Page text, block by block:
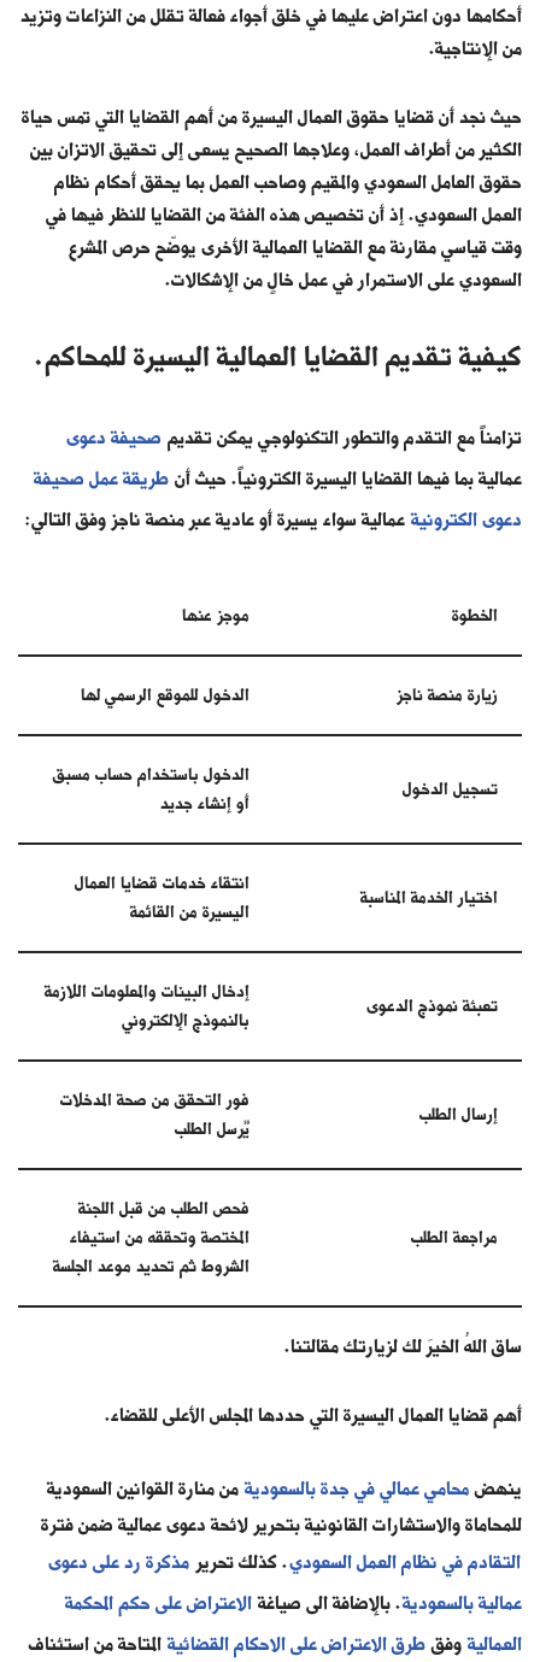
أحكامها دون اعتراض عليها في خلق أجواء فعالة تقلل من النزاعات وتزيد
من الإنتاجية.
حيث نجد أن قضايا حقوق العمال اليسيرة من أهم القضايا التي تمس حياة
الكثير من أطراف العمل، وعلاجها الصحيح يسعى إلى تحقيق الاتزان بين
حقوق العامل السعودي والمقيم وصاحب العمل بما يحقق أحكام نظام
العمل السعودي. إذ أن تخصيص هذه الفئة من القضايا للنظر فيها في
وقت قياسي مقارنة مع القضايا العمالية الأخرى يوضّح حرص المشرع
السعودي على الاستمرار في عمل خالٍ من الإشكالات.
كيفية تقديم القضايا العمالية اليسيرة للمحاكم.
تزامناً مع التقدم والتطور التكنولوجي يمكن تقديم صحيفة دعوى
عمالية بما فيها القضايا اليسيرة الكترونياً. حيث أنطريقة عمل صحيفة
دعوى الكترونيةعمالية سواء يسيرة أو عادية عبر منصة ناجز وفق التالي:
الخطوة موجز عنها
زيارة منصة ناجز الدخول للموقع الرسمي لها
تسجيل الدخول
الدخول باستخدام حساب مسبق
أو إنشاء جديد
اختيار الخدمة المناسبة
انتقاء خدمات قضايا العمال
اليسيرة من القائمة
تعبئة نموذج الدعوى
إدخال البينات والمعلومات اللازمة
بالنموذج الإلكتروني
إرسال الطلب
فور التحقق من صحة المدخلات
يٌرسل الطلب
مراجعة الطلب
فحص الطلب من قبل اللجنة
المختصة وتحققه من استيفاء
الشروط ثم تحديد موعد الجلسة
ساق اللهُ الخيرَ لك لزيارتك مقالتنا.
أهم قضايا العمال اليسيرة التي حددها المجلس الأعلى للقضاء.
ينهضمحامي عمالي في جدة بالسعوديةمن منارة القوانين السعودية
للمحاماة والاستشارات القانونية بتحرير لائحة دعوى عمالية ضمن فترة
التقادم في نظام العمل السعودي. كذلك تحريرمذكرة رد على دعوى
عمالية بالسعودية. بالإضافة الى صياغةالاعتراض على حكم المحكمة
العماليةوفقطرق الاعتراض على الاحكام القضائيةالمتاحة من استئناف